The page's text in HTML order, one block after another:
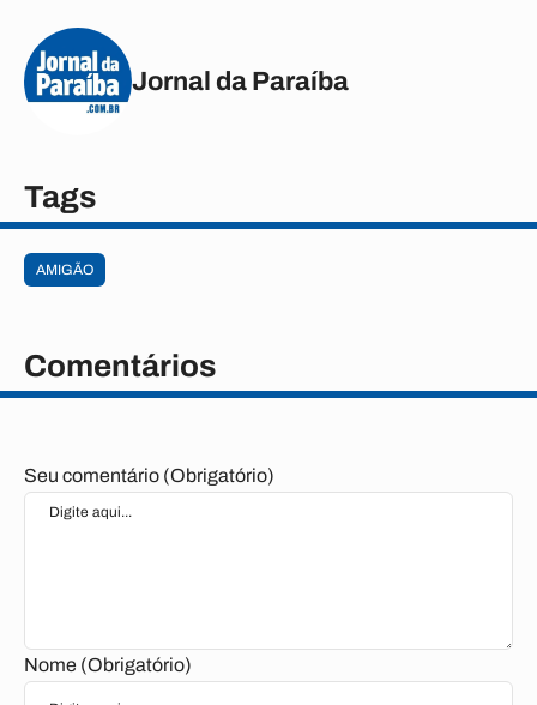
Jornal da Paraíba
Tags
AMIGÃO
Comentários
Seu comentário (Obrigatório)
Nome (Obrigatório)